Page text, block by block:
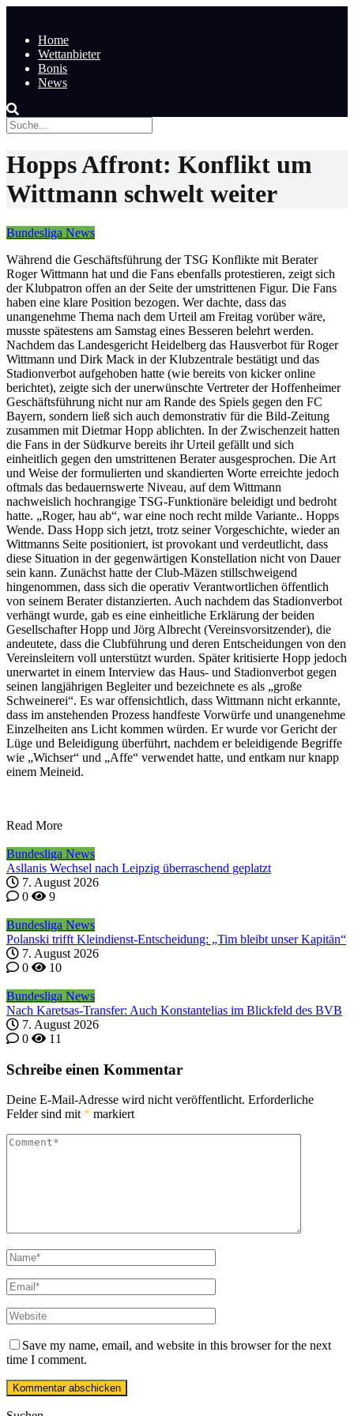
Home
Wettanbieter
Bonis
News
Hopps Affront: Konflikt um
Wittmann schwelt weiter
Bundesliga News
Während die Geschäftsführung der TSG Konflikte mit Berater
Roger Wittmann hat und die Fans ebenfalls protestieren, zeigt sich
der Klubpatron offen an der Seite der umstrittenen Figur. Die Fans
haben eine klare Position bezogen. Wer dachte, dass das
unangenehme Thema nach dem Urteil am Freitag vorüber wäre,
musste spätestens am Samstag eines Besseren belehrt werden.
Nachdem das Landesgericht Heidelberg das Hausverbot für Roger
Wittmann und Dirk Mack in der Klubzentrale bestätigt und das
Stadionverbot aufgehoben hatte (wie bereits von kicker online
berichtet), zeigte sich der unerwünschte Vertreter der Hoffenheimer
Geschäftsführung nicht nur am Rande des Spiels gegen den FC
Bayern, sondern ließ sich auch demonstrativ für die Bild-Zeitung
zusammen mit Dietmar Hopp ablichten. In der Zwischenzeit hatten
die Fans in der Südkurve bereits ihr Urteil gefällt und sich
einheitlich gegen den umstrittenen Berater ausgesprochen. Die Art
und Weise der formulierten und skandierten Worte erreichte jedoch
oftmals das bedauernswerte Niveau, auf dem Wittmann
nachweislich hochrangige TSG-Funktionäre beleidigt und bedroht
hatte. „Roger, hau ab“, war eine noch recht milde Variante.. Hopps
Wende. Dass Hopp sich jetzt, trotz seiner Vorgeschichte, wieder an
Wittmanns Seite positioniert, ist provokant und verdeutlicht, dass
diese Situation in der gegenwärtigen Konstellation nicht von Dauer
sein kann. Zunächst hatte der Club-Mäzen stillschweigend
hingenommen, dass sich die operativ Verantwortlichen öffentlich
von seinem Berater distanzierten. Auch nachdem das Stadionverbot
verhängt wurde, gab es eine einheitliche Erklärung der beiden
Gesellschafter Hopp und Jörg Albrecht (Vereinsvorsitzender), die
andeutete, dass die Clubführung und deren Entscheidungen von den
Vereinsleitern voll unterstützt wurden. Später kritisierte Hopp jedoch
unerwartet in einem Interview das Haus- und Stadionverbot gegen
seinen langjährigen Begleiter und bezeichnete es als „große
Schweinerei“. Es war offensichtlich, dass Wittmann nicht erkannte,
dass im anstehenden Prozess handfeste Vorwürfe und unangenehme
Einzelheiten ans Licht kommen würden. Er wurde vor Gericht der
Lüge und Beleidigung überführt, nachdem er beleidigende Begriffe
wie „Wichser“ und „Affe“ verwendet hatte, und entkam nur knapp
einem Meineid.
Read More
Bundesliga News
Asllanis Wechsel nach Leipzig überraschend geplatzt
7. August 2026
0
9
Bundesliga News
Polanski trifft Kleindienst-Entscheidung: „Tim bleibt unser Kapitän“
7. August 2026
0
10
Bundesliga News
Nach Karetsas-Transfer: Auch Konstantelias im Blickfeld des BVB
7. August 2026
0
11
Schreibe einen Kommentar
Deine E-Mail-Adresse wird nicht veröffentlicht. Erforderliche
Felder sind mit * markiert
Save my name, email, and website in this browser for the next
time I comment.